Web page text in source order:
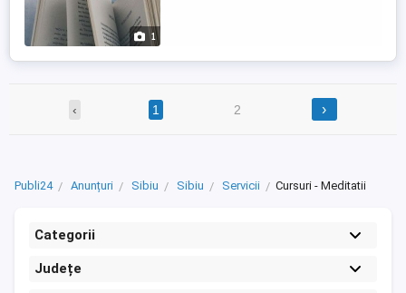
1
‹ 1 2 ›
Publi24 Anunțuri Sibiu Sibiu Servicii Cursuri - Meditatii
Categorii
Județe